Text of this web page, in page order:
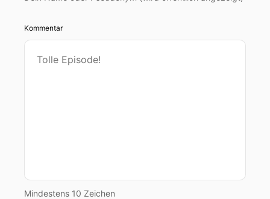
Kommentar
Mindestens 10 Zeichen